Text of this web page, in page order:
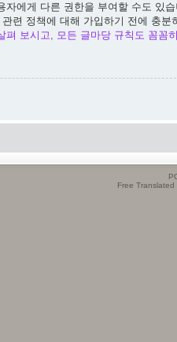
자에게 다른 권한을 부여할 수도 있
련 정책에 대해 가입하기 전에 충분
펴 보시고, 모든 글마당 규칙도 꼼꼼
Free